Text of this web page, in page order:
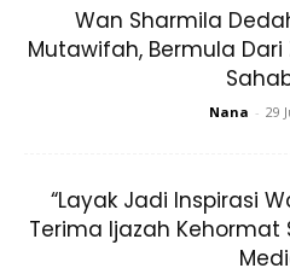
Ads
Wan Sharmila
Mutawifah, Bermula
Nana - 29
“Layak Jadi Inspirasi
Terima Ijazah Kehormat